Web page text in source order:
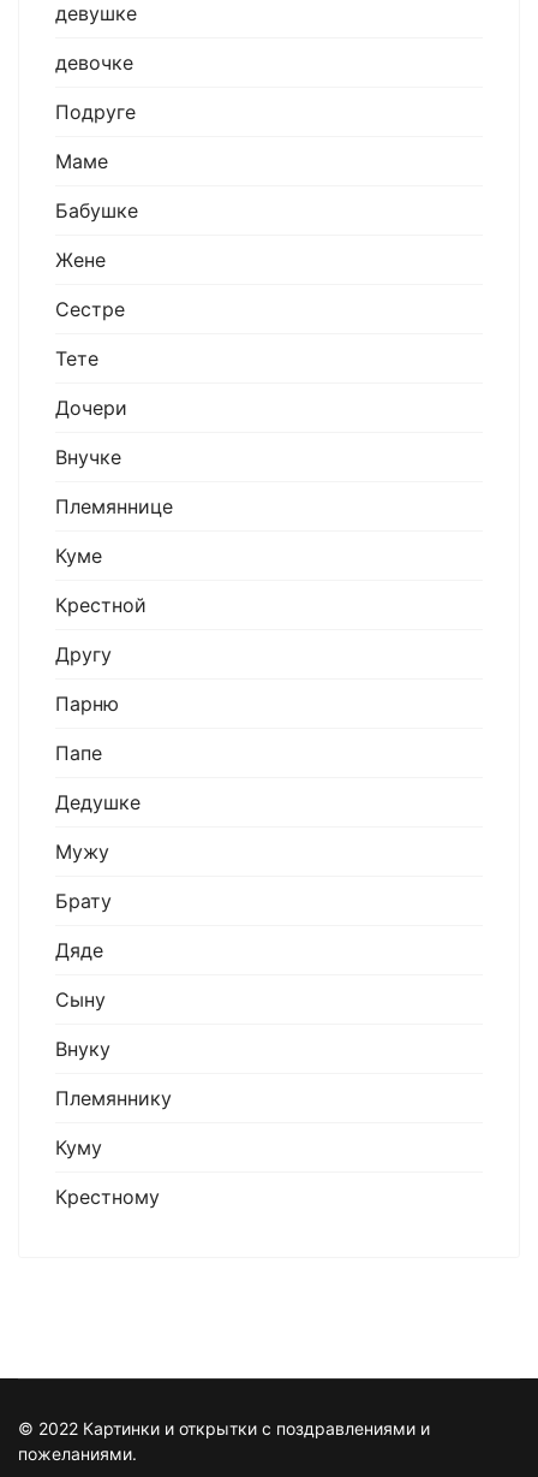
девушке
девочке
Подруге
Маме
Бабушке
Жене
Сестре
Тете
Дочери
Внучке
Племяннице
Куме
Крестной
Другу
Парню
Папе
Дедушке
Мужу
Брату
Дяде
Сыну
Внуку
Племяннику
Куму
Крестному
© 2022 Картинки и открытки с поздравлениями и
пожеланиями.